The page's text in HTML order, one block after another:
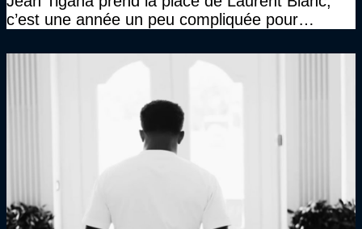
c’est une année un peu compliquée pour